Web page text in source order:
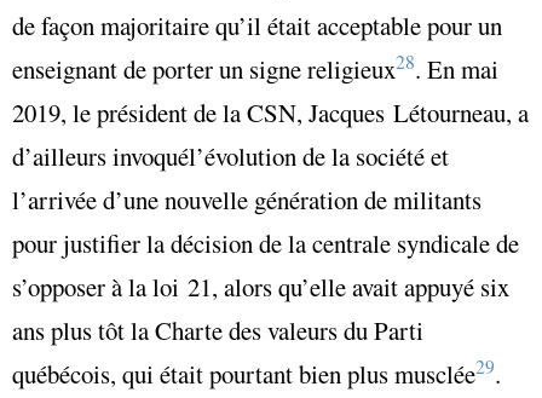
de façon majoritaire qu’il était acceptable pour un
enseignant de porter un signe religieux28. En mai
2019, le président de la CSN, Jacques Létourneau, a
d’ailleurs invoquél’évolution de la société et
l’arrivée d’une nouvelle génération de militants
pour justifier la décision de la centrale syndicale de
s’opposer à la loi 21, alors qu’elle avait appuyé six
ans plus tôt la Charte des valeurs du Parti
québécois, qui était pourtant bien plus musclée29.